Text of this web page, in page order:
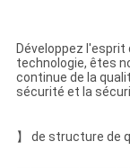
CONTRÔLE
DE
QUALITÉ
Développez
technologie, êtes
continue de la
sécurité et la
】 de structure de